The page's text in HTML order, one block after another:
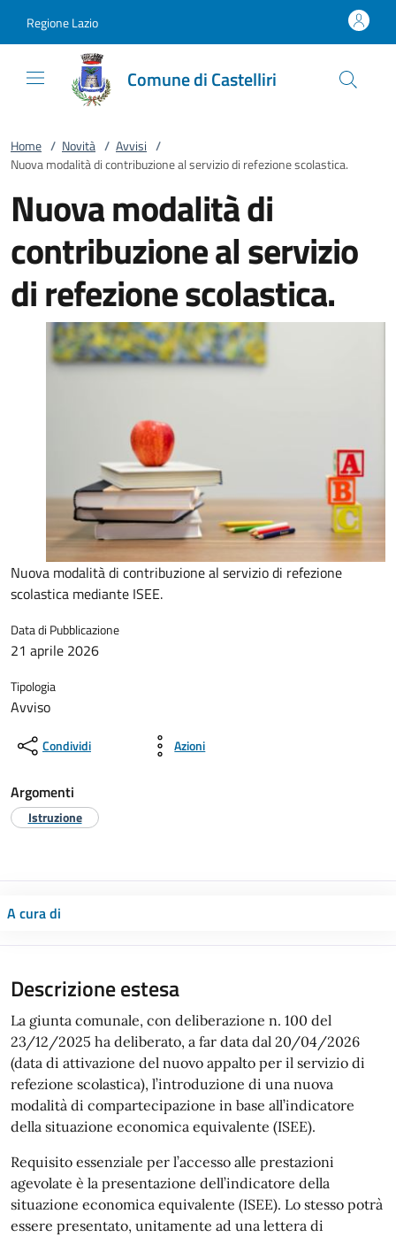
Regione Lazio
Comune di Castelliri
Home / Novità / Avvisi /
Nuova modalità di contribuzione al servizio di refezione scolastica.
Nuova modalità di
contribuzione al servizio
di refezione scolastica.
Nuova modalità di contribuzione al servizio di refezione
scolastica mediante ISEE.
Data di Pubblicazione
21 aprile 2026
Tipologia
Avviso
Condividi Azioni
Argomenti
Istruzione
A cura di
Descrizione estesa
La giunta comunale, con deliberazione n. 100 del
23/12/2025 ha deliberato, a far data dal 20/04/2026
(data di attivazione del nuovo appalto per il servizio di
refezione scolastica), l’introduzione di una nuova
modalità di compartecipazione in base all’indicatore
della situazione economica equivalente (ISEE).
Requisito essenziale per l’accesso alle prestazioni
agevolate è la presentazione dell’indicatore della
situazione economica equivalente (ISEE). Lo stesso potrà
essere presentato, unitamente ad una lettera di